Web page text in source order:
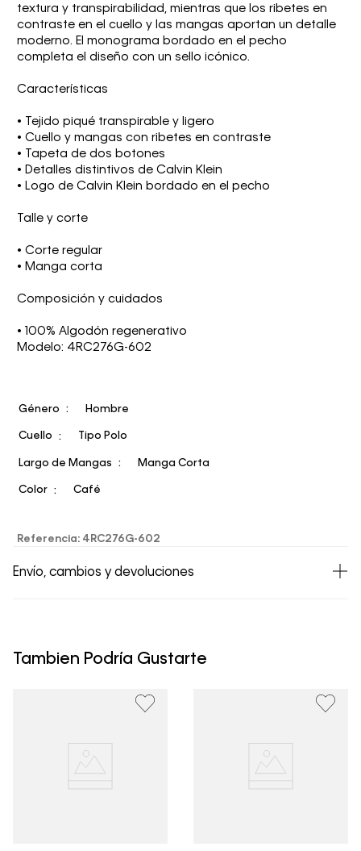
textura y transpirabilidad, mientras que los ribetes en
contraste en el cuello y las mangas aportan un detalle
moderno. El monograma bordado en el pecho
completa el diseño con un sello icónico.
Características
• Tejido piqué transpirable y ligero
• Cuello y mangas con ribetes en contraste
• Tapeta de dos botones
• Detalles distintivos de Calvin Klein
• Logo de Calvin Klein bordado en el pecho
Talle y corte
• Corte regular
• Manga corta
Composición y cuidados
• 100% Algodón regenerativo
Modelo: 4RC276G-602
Género Hombre
Cuello Tipo Polo
Largo de Mangas Manga Corta
Color Café
Referencia: 4RC276G-602
Envío, cambios y devoluciones
un período de 30 días calendario tras la recepción.
clientes, no aceptamos devoluciones en ropa interior y
Tambien Podría Gustarte